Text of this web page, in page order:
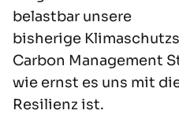
belastbar unsere
bisherige
Carbon Management
wie ernst es uns mit
Resilienz ist.